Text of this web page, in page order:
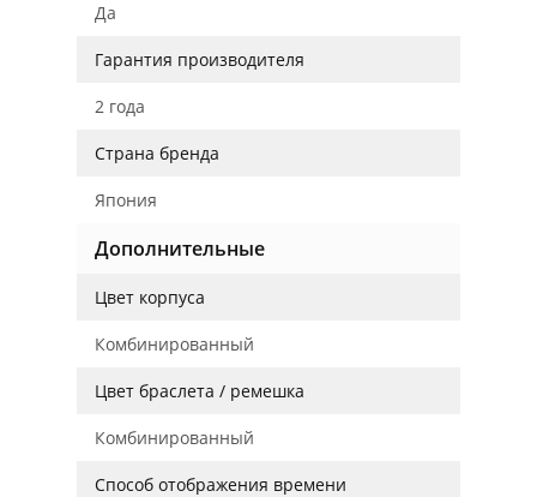
Да
Гарантия производителя
2 года
Страна бренда
Япония
Дополнительные
Цвет корпуса
Комбинированный
Цвет браслета / ремешка
Комбинированный
Способ отображения времени